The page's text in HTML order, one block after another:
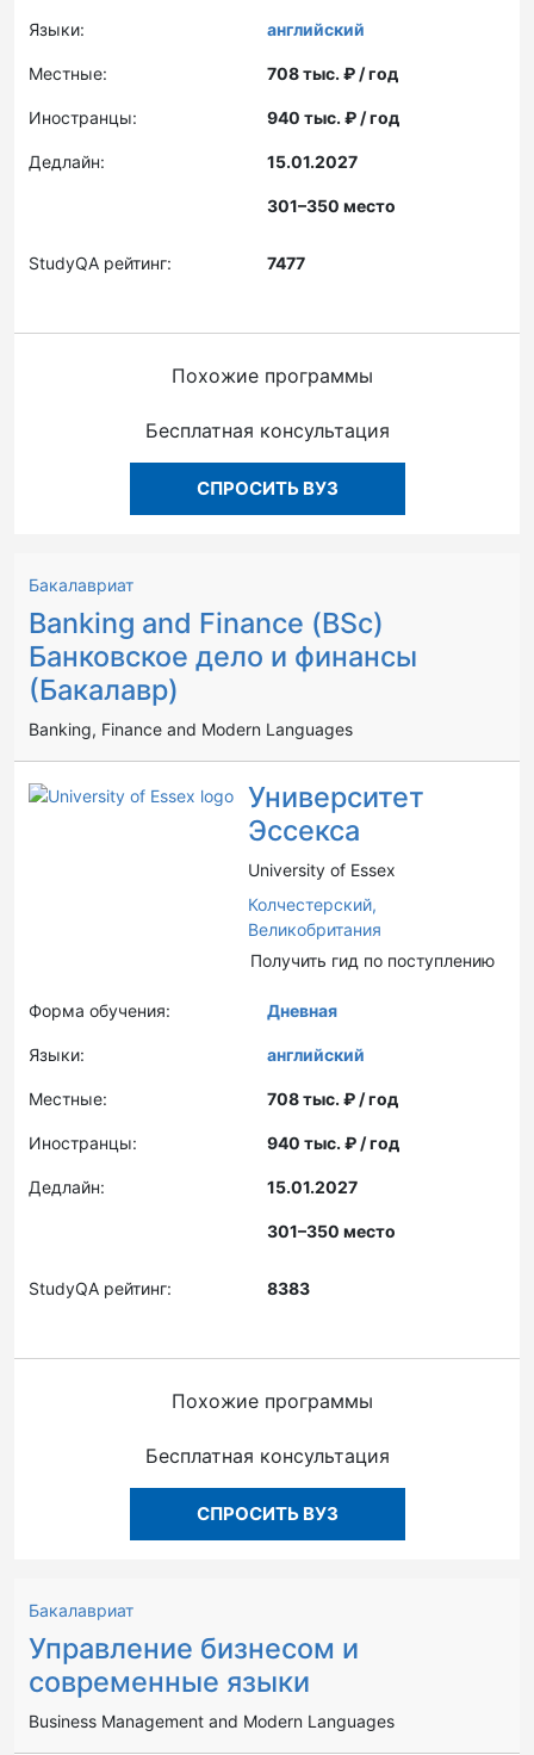
Языки: английский
Местные: 708 тыс. ₽ / год
Иностранцы: 940 тыс. ₽ / год
Дедлайн: 15.01.2027
301–350 место
StudyQA рейтинг: 7477
Похожие программы
Бесплатная консультация
СПРОСИТЬ ВУЗ
Бакалавриат
Banking and Finance (BSc)
Банковское дело и финансы
(Бакалавр)
Banking, Finance and Modern Languages
Университет
Эссекса
University of Essex
Колчестерский,
Великобритания
Получить гид по поступлению
Форма обучения: Дневная
Языки: английский
Местные: 708 тыс. ₽ / год
Иностранцы: 940 тыс. ₽ / год
Дедлайн: 15.01.2027
301–350 место
StudyQA рейтинг: 8383
Похожие программы
Бесплатная консультация
СПРОСИТЬ ВУЗ
Бакалавриат
Управление бизнесом и
современные языки
Business Management and Modern Languages